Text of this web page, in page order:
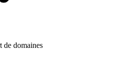
de domaines